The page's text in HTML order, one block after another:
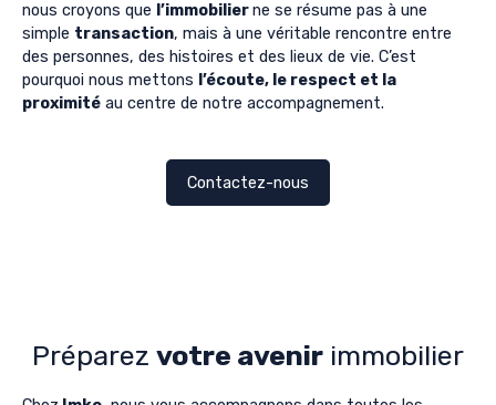
nous croyons que l’immobilierne se résume pas à une
simple transaction, mais à une véritable rencontre entre
des personnes, des histoires et des lieux de vie. C’est
pourquoi nous mettons l’écoute, le respect et la
proximité au centre de notre accompagnement.
Contactez-nous
Préparez votre avenir immobilier